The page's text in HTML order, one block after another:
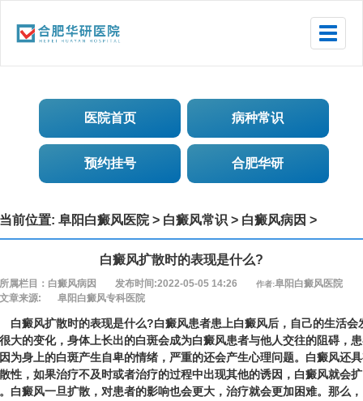
Toggle
医院首页 病种常识
预约挂号 合肥华研
当前位置:阜阳白癜风医院> 白癜风常识 > 白癜风病因 >
白癜风扩散时的表现是什么?
所属栏目：白癜风病因 发布时间:2022-05-05 14:26 作者:阜阳白癜风医院
文章来源:
阜阳白癜风专科医院
风扩散时的表现是什么?白癜风患者患上白癜风后，自己的生活会
大的变化，身体上长出的白斑会成为白癜风患者与他人交往的阻碍，
为身上的白斑产生自卑的情绪，严重的还会产生心理问题。白癜风还
性，如果治疗不及时或者治疗的过程中出现其他的诱因，白癜风就会扩
白癜风一旦扩散，对患者的影响也会更大，治疗就会更加困难。那么